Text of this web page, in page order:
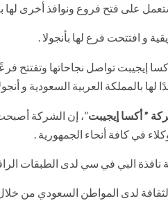
على فتح فروع ونوافذ أخرى لها
و افتتحت فرع لها بأنجولا .
” أكسا إيجيبت”، إن الشركة
في كافة أنحاء الجمهورية .
البي في سي لدى الطبقات
لدى المواطن السعودي من خلال